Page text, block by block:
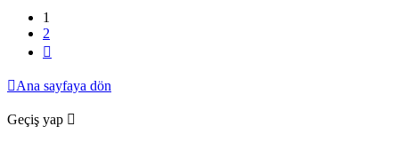
1
2
Ana sayfaya dön
Geçiş yap